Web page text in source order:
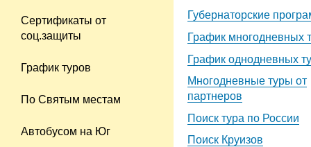
Сертификаты от
соц.защиты
График туров
По Святым местам
Автобусом на Юг
Губернаторские
График многодневных
График однодневных
Многодневные туры от
партнеров
Поиск тура по России
Поиск Круизов